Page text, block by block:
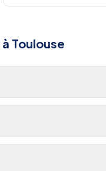
à Toulouse